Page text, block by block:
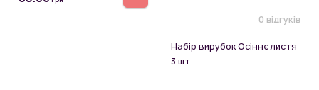
0 відгуків
Набір вирубок Осіннє листя
3 шт